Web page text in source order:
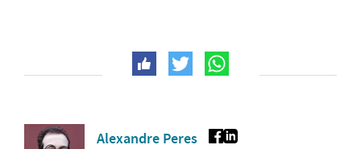
Alexandre Peres